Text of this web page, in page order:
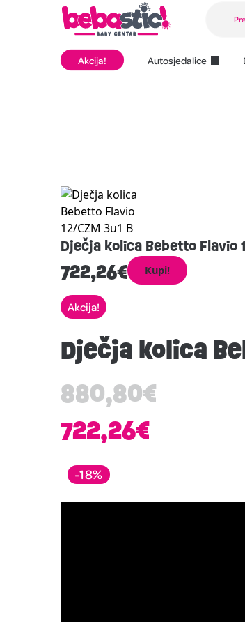
Akcija! Autosjedalice
Dječja kolica Bebetto Flavio
722,26€ Kupi!
Akcija!
Dječja kolica
880,80€
722,26€
-18%